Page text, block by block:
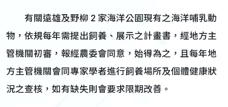
有關遠雄及野柳 2 家海洋公園現有之海洋哺乳動
物，依規每年需提出飼養、展示之計畫書，經地方主
管機關初審，報經農委會同意，始得為之，且每年地
方主管機關會同專家學者進行飼養場所及個體健康狀
況之查核，如有缺失則會要求限期改善。